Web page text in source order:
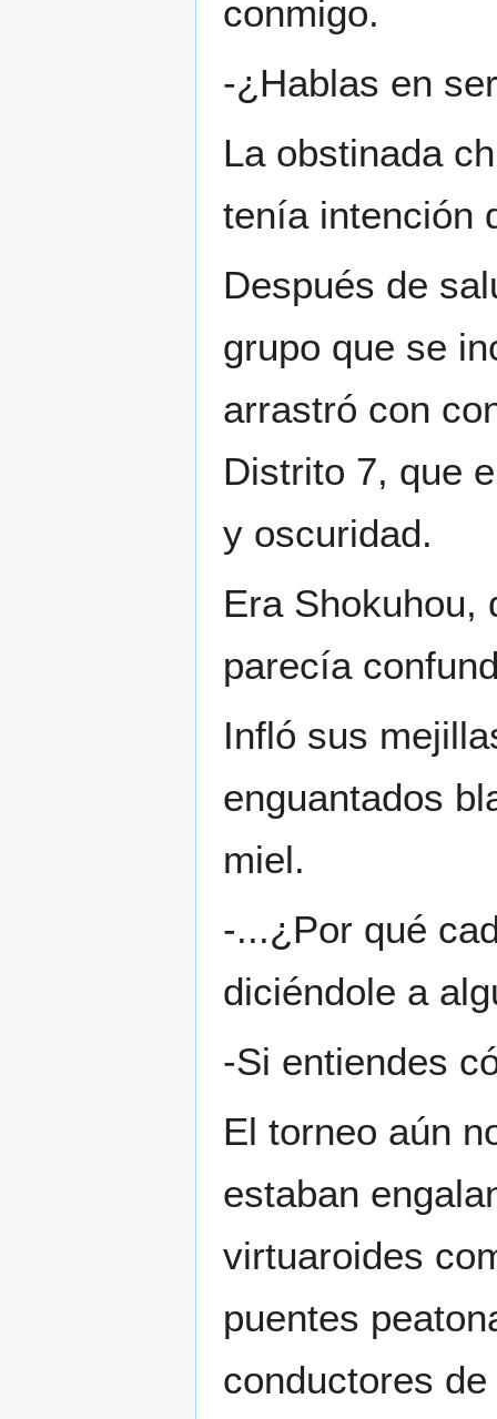
conmigo.
-¿Hablas en
La obstinada
tenía intención
Después de
grupo que se
arrastró con
Distrito 7, que
y oscuridad.
Era Shokuhou,
parecía
Infló sus
enguantados
miel.
-...¿Por qué
diciéndole a
-Si entiendes
El torneo aún
estaban
virtuaroides
puentes
conductores